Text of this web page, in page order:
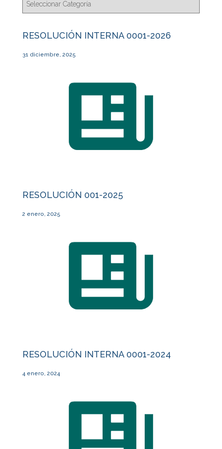
RESOLUCIÓN INTERNA 0001-2026
31 diciembre, 2025
RESOLUCIÓN 001-2025
2 enero, 2025
RESOLUCIÓN INTERNA 0001-2024
4 enero, 2024